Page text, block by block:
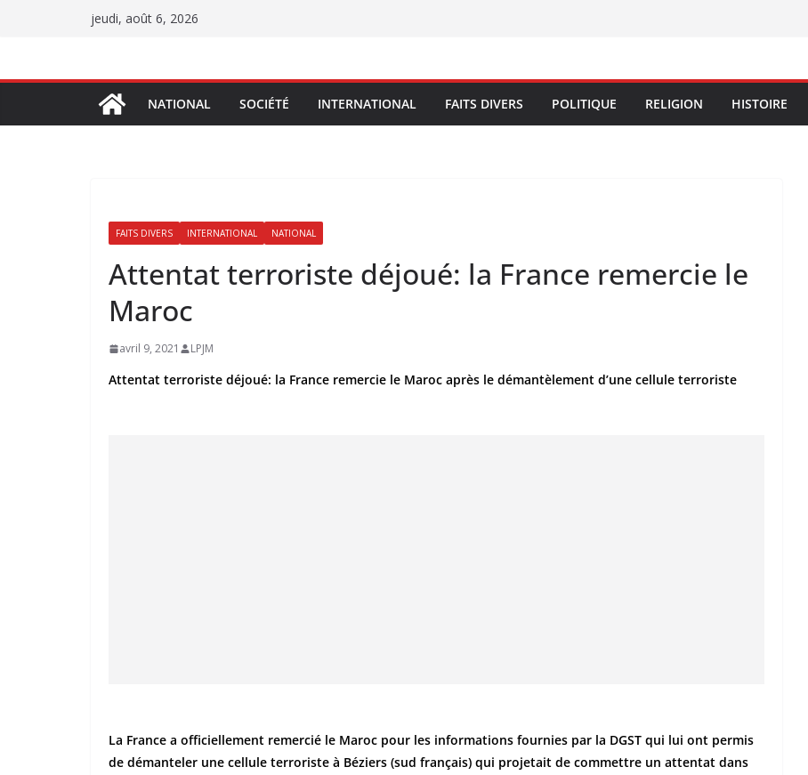
jeudi, août 6, 2026
NATIONAL SOCIÉTÉ INTERNATIONAL FAITS DIVERS POLITIQUE RELIGION HISTOIRE
FAITS DIVERS INTERNATIONAL NATIONAL
Attentat terroriste déjoué: la France remercie le
Maroc
avril 9, 2021 LPJM
Attentat terroriste déjoué: la France remercie le Maroc après le démantèlement d’une cellule terroriste
La France a officiellement remercié le Maroc pour les informations fournies par la DGST qui lui ont permis
de démanteler une cellule terroriste à Béziers (sud français) qui projetait de commettre un attentat dans